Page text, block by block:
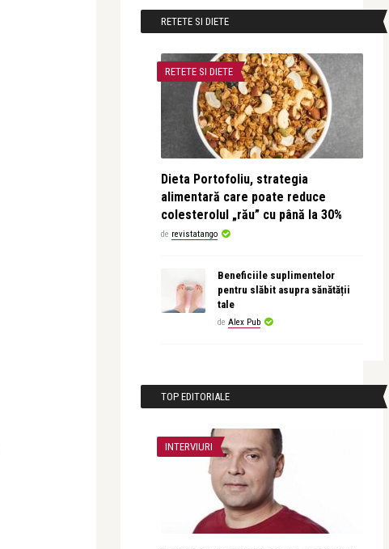
RETETE SI DIETE
RETETE SI DIETE
Dieta Portofoliu, strategia
alimentară care poate reduce
colesterolul „rău” cu până la 30%
de revistatango
Beneficiile suplimentelor
pentru slăbit asupra sănătății
tale
de Alex Pub
TOP EDITORIALE
INTERVIURI